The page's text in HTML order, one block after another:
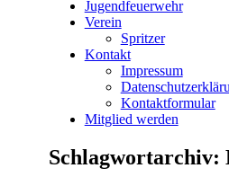
Jugendfeuerwehr
Verein
Spritzer
Kontakt
Impressum
Kontaktformular
Mitglied werden
Schlagwortarchiv: